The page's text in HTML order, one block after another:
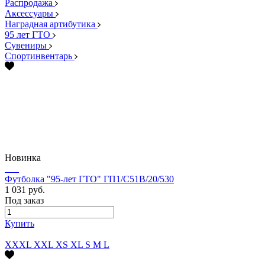
Распродажа
Аксессуары
Наградная артибутика
95 лет ГТО
Сувениры
Спортинвентарь
Новинка
Футболка "95-лет ГТО" ГП1/С51В/20/530
1 031 руб.
Под заказ
Купить
XXXL XXL XS XL S M L